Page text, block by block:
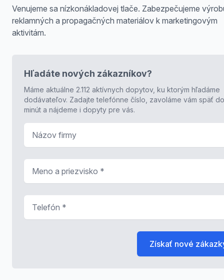
Venujeme sa nízkonákladovej tlače. Zabezpečujeme
reklamných a propagačných materiálov k marketingovým
aktivitám.
Hľadáte nových zákazníkov?
Máme aktuálne 2.112 aktívnych dopytov, ku ktorým hľadáme
dodávateľov. Zadajte telefónne číslo, zavoláme vám späť
minút a nájdeme i dopyty pre vás.
Získať nové